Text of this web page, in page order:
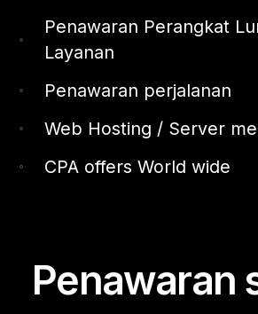
Penawaran Perangkat
Layanan
Penawaran perjalanan
Web Hosting / Server
CPA offers World wide
Penawaran